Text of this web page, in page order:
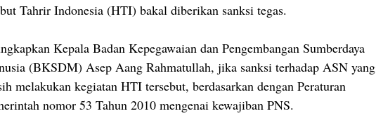
Tahrir Indonesia (HTI) bakal diberikan sanksi tegas.
Kepala Badan Kepegawaian dan Pengembangan Sumberdaya
(BKSDM) Asep Aang Rahmatullah, jika sanksi terhadap ASN yang
melakukan kegiatan HTI tersebut, berdasarkan dengan Peraturan
nomor 53 Tahun 2010 mengenai kewajiban PNS.